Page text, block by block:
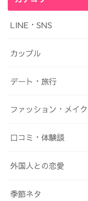
LINE・SNS
カップル
デート・旅行
ファッション・メイク
口コミ・体験談
外国人との恋愛
季節ネタ